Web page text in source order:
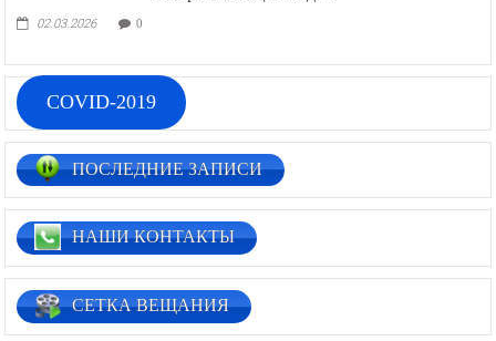
COVID-2019
ПОСЛЕДНИЕ ЗАПИСИ
НАШИ КОНТАКТЫ
СЕТКА ВЕЩАНИЯ